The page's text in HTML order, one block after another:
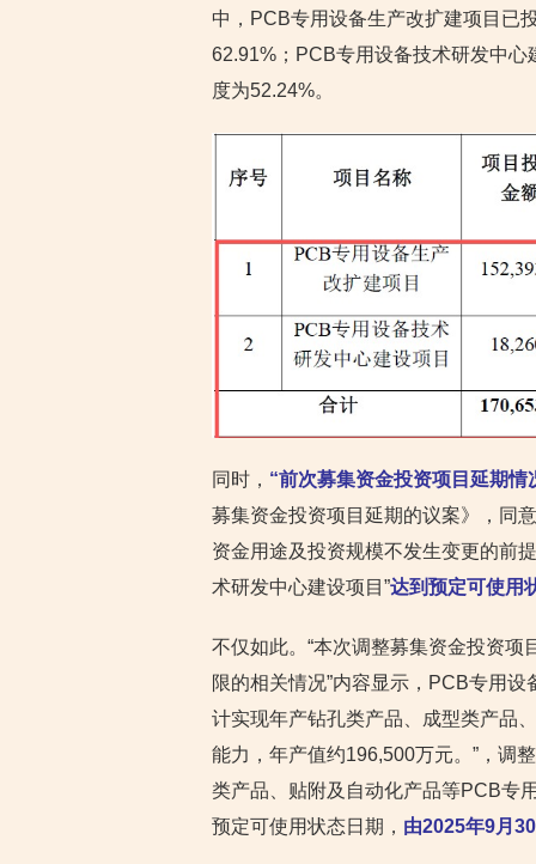
中，PCB专用设备生产改扩建项目已
62.91%；PCB专用设备技术研发中
度为52.24%。
同时， “前次募集资金投资项目延期情
募集资金投资项目延期的议案》，同
资金用途及投资规模不发生变更的前
术研发中心建设项目”达到预定可使用
不仅如此。“本次调整募集资金投资
限的相关情况”内容显示，PCB专用
计实现年产钻孔类产品、成型类产品
能力，年产值约196,500万元。”，调
类产品、贴附及自动化产品等PCB专
预定可使用状态日期， 由2025年9月